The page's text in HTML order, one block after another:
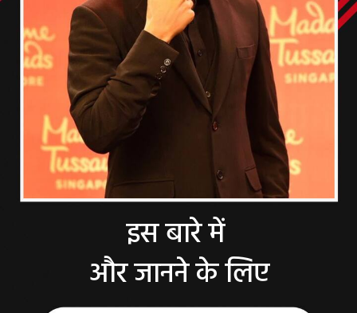
इस बारे में
और जानने के लिए